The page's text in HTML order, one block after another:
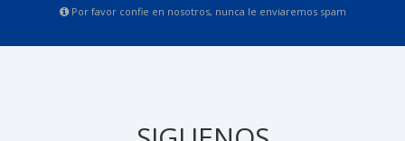
Por favor confie en nosotros, nunca le enviaremos spam